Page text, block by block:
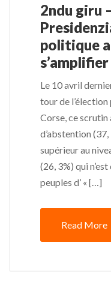
2ndu giru
politique
s’amplifier
Le 10 avril
tour de
Corse, ce
d’abstention
supérieur au
(26, 3%) qui n’est
peuples d’ « […]
Read More